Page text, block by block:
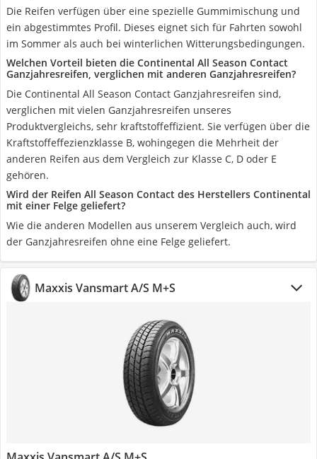
Die Reifen verfügen über eine spezielle Gummimischung und
ein abgestimmtes Profil. Dieses eignet sich für Fahrten sowohl
im Sommer als auch bei winterlichen Witterungsbedingungen.
Welchen Vorteil bieten die Continental All Season Contact
Ganzjahresreifen, verglichen mit anderen Ganzjahresreifen?
Die Continental All Season Contact Ganzjahresreifen sind,
verglichen mit vielen Ganzjahresreifen unseres
Produktvergleichs, sehr kraftstoffeffizient. Sie verfügen über die
Kraftstoffeffezienzklasse B, wohingegen die Mehrheit der
anderen Reifen aus dem Vergleich zur Klasse C, D oder E
gehören.
Wird der Reifen All Season Contact des Herstellers Continental
mit einer Felge geliefert?
Wie die anderen Modellen aus unserem Vergleich auch, wird
der Ganzjahresreifen ohne eine Felge geliefert.
Maxxis Vansmart A/S M+S